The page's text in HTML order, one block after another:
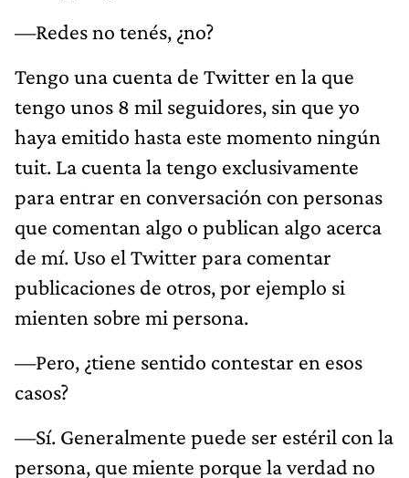
—Redes no tenés, ¿no?
Tengo una cuenta de Twitter en la que
tengo unos 8 mil seguidores, sin que yo
haya emitido hasta este momento ningún
tuit. La cuenta la tengo exclusivamente
para entrar en conversación con personas
que comentan algo o publican algo acerca
de mí. Uso el Twitter para comentar
publicaciones de otros, por ejemplo si
mienten sobre mi persona.
—Pero, ¿tiene sentido contestar en esos
casos?
—Sí. Generalmente puede ser estéril con la
persona, que miente porque la verdad no